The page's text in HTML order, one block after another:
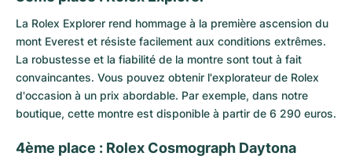
La Rolex Explorer rend hommage à la première ascension du
mont Everest et résiste facilement aux conditions extrêmes.
La robustesse et la fiabilité de la montre sont tout à fait
convaincantes. Vous pouvez obtenir l'explorateur de Rolex
d'occasion à un prix abordable. Par exemple, dans notre
boutique, cette montre est disponible à partir de 6 290 euros.
4ème place : Rolex Cosmograph Daytona